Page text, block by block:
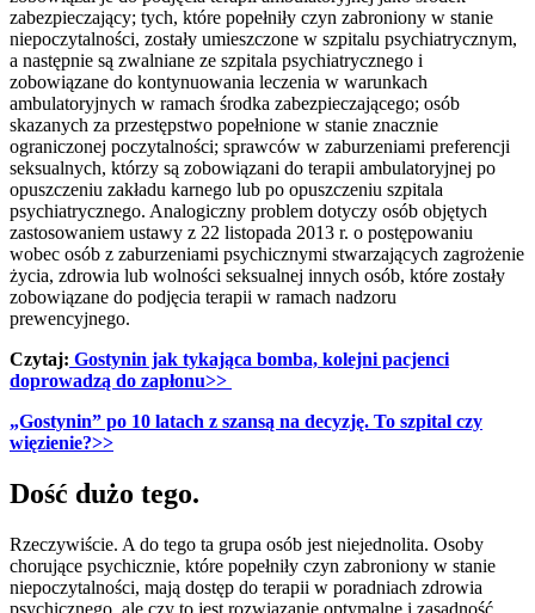
zabezpieczający; tych, które popełniły czyn zabroniony w stanie
niepoczytalności, zostały umieszczone w szpitalu psychiatrycznym,
a następnie są zwalniane ze szpitala psychiatrycznego i
zobowiązane do kontynuowania leczenia w warunkach
ambulatoryjnych w ramach środka zabezpieczającego; osób
skazanych za przestępstwo popełnione w stanie znacznie
ograniczonej poczytalności; sprawców w zaburzeniami preferencji
seksualnych, którzy są zobowiązani do terapii ambulatoryjnej po
opuszczeniu zakładu karnego lub po opuszczeniu szpitala
psychiatrycznego. Analogiczny problem dotyczy osób objętych
zastosowaniem ustawy z 22 listopada 2013 r. o postępowaniu
wobec osób z zaburzeniami psychicznymi stwarzających zagrożenie
życia, zdrowia lub wolności seksualnej innych osób, które zostały
zobowiązane do podjęcia terapii w ramach nadzoru
prewencyjnego.
Czytaj: Gostynin jak tykająca bomba, kolejni pacjenci
doprowadzą do zapłonu>>
„Gostynin” po 10 latach z szansą na decyzję. To szpital czy
więzienie?>>
Dość dużo tego.
Rzeczywiście. A do tego ta grupa osób jest niejednolita. Osoby
chorujące psychicznie, które popełniły czyn zabroniony w stanie
niepoczytalności, mają dostęp do terapii w poradniach zdrowia
psychicznego, ale czy to jest rozwiązanie optymalne i zasadność